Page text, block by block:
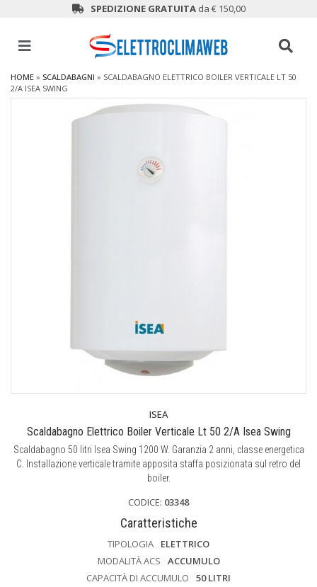
SPEDIZIONE GRATUITAda € 150,00
HOME » SCALDABAGNI » SCALDABAGNO ELETTRICO BOILER VERTICALE LT 50
2/A ISEA SWING
ISEA
Scaldabagno Elettrico Boiler Verticale Lt 50 2/A Isea Swing
Scaldabagno 50 litri Isea Swing 1200 W. Garanzia 2 anni, classe energetica
C. Installazione verticale tramite apposita staffa posizionata sul retro del
boiler.
CODICE: 03348
Caratteristiche
TIPOLOGIA
ELETTRICO
MODALITÀ ACS
ACCUMULO
CAPACITÀ DI ACCUMULO
50 LITRI